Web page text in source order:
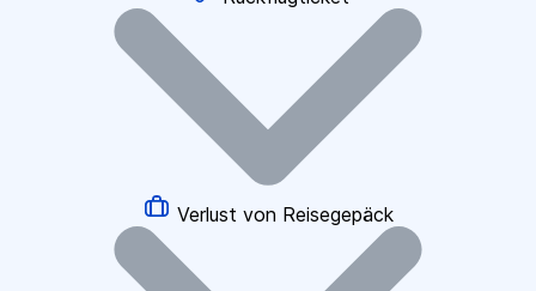
Verlust von Reisegepäck